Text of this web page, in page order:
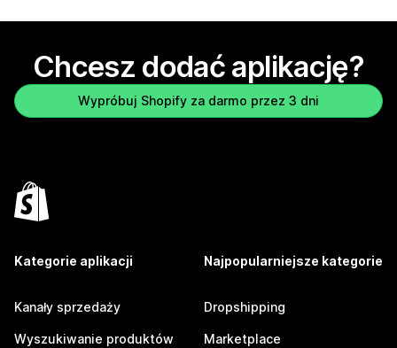
Chcesz dodać aplikację?
Wypróbuj Shopify za darmo przez 3 dni
Kategorie aplikacji
Kanały sprzedaży
Wyszukiwanie produktów
Najpopularniejsze kategorie
Dropshipping
Marketplace